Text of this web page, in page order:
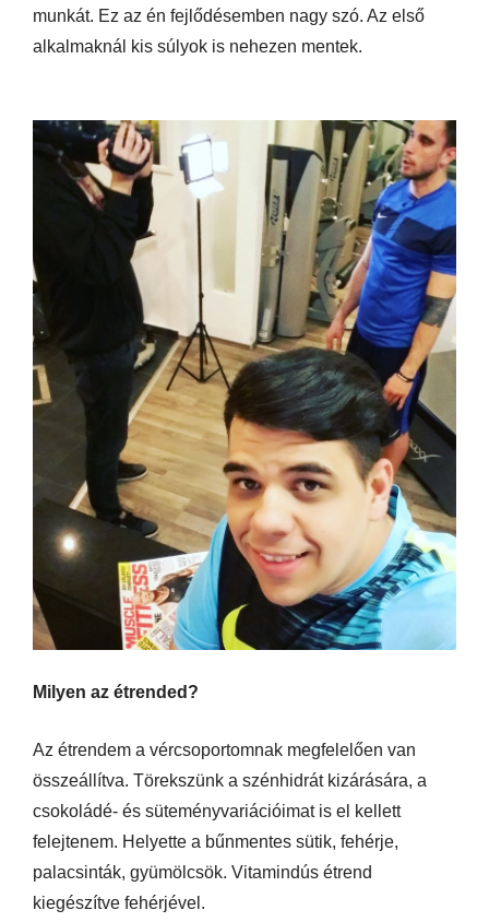
munkát. Ez az én fejlődésemben nagy szó. Az első
alkalmaknál kis súlyok is nehezen mentek.
Milyen az étrended?
Az étrendem a vércsoportomnak megfelelően van
összeállítva. Törekszünk a szénhidrát kizárására, a
csokoládé- és süteményvariációimat is el kellett
felejtenem. Helyette a bűnmentes sütik, fehérje,
palacsinták, gyümölcsök. Vitamindús étrend
kiegészítve fehérjével.